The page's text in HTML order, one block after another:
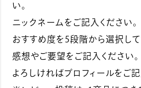
い。
ニックネームをご記入ください。
おすすめ度を5段階から選択し
感想やご要望をご記入ください。
よろしければプロフィールをご記